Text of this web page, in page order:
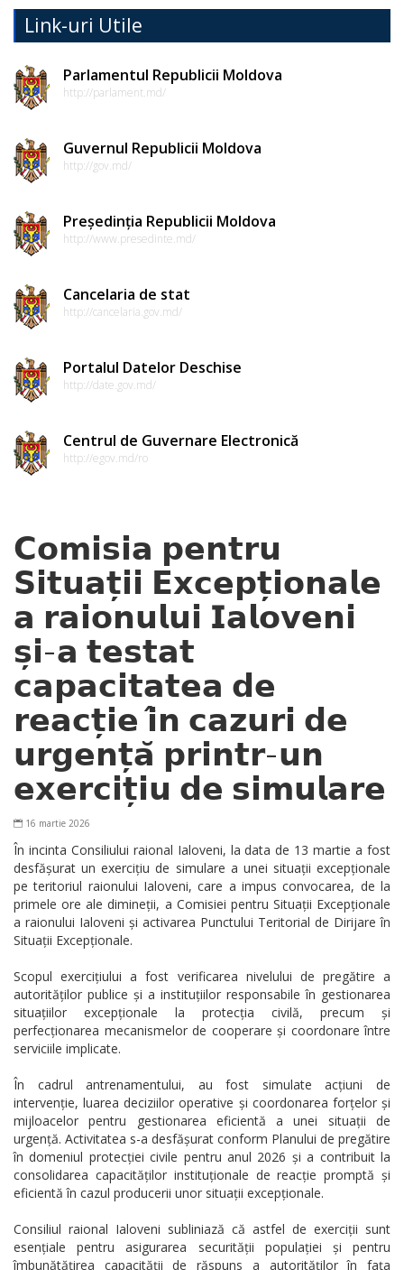
Link-uri Utile
Parlamentul Republicii Moldova
http://parlament.md/
Guvernul Republicii Moldova
http://gov.md/
Președinția Republicii Moldova
http://www.presedinte.md/
Cancelaria de stat
http://cancelaria.gov.md/
Portalul Datelor Deschise
http://date.gov.md/
Centrul de Guvernare Electronică
http://egov.md/ro
𝗖𝗼𝗺𝗶𝘀𝗶𝗮 𝗽𝗲𝗻𝘁𝗿𝘂
𝗦𝗶𝘁𝘂𝗮𝘁̦𝗶𝗶 𝗘𝘅𝗰𝗲𝗽𝘁̦𝗶𝗼𝗻𝗮𝗹𝗲
𝗮 𝗿𝗮𝗶𝗼𝗻𝘂𝗹𝘂𝗶 𝗜𝗮𝗹𝗼𝘃𝗲𝗻𝗶
𝘀̦𝗶-𝗮 𝘁𝗲𝘀𝘁𝗮𝘁
𝗰𝗮𝗽𝗮𝗰𝗶𝘁𝗮𝘁𝗲𝗮 𝗱𝗲
𝗿𝗲𝗮𝗰𝘁̦𝗶𝗲 𝗶̂𝗻 𝗰𝗮𝘇𝘂𝗿𝗶 𝗱𝗲
𝘂𝗿𝗴𝗲𝗻𝘁̦𝗮̆ 𝗽𝗿𝗶𝗻𝘁𝗿-𝘂𝗻
𝗲𝘅𝗲𝗿𝗰𝗶𝘁̦𝗶𝘂 𝗱𝗲 𝘀𝗶𝗺𝘂𝗹𝗮𝗿𝗲
16 martie 2026
În incinta Consiliului raional Ialoveni, la data de 13 martie a fost
desfășurat un exercițiu de simulare a unei situații excepționale
pe teritoriul raionului Ialoveni, care a impus convocarea, de la
primele ore ale dimineții, a Comisiei pentru Situații Excepționale
a raionului Ialoveni și activarea Punctului Teritorial de Dirijare în
Situații Excepționale.
Scopul exercițiului a fost verificarea nivelului de pregătire a
autorităților publice și a instituțiilor responsabile în gestionarea
situațiilor excepționale la protecția civilă, precum și
perfecționarea mecanismelor de cooperare și coordonare între
serviciile implicate.
În cadrul antrenamentului, au fost simulate acțiuni de
intervenție, luarea deciziilor operative și coordonarea forțelor și
mijloacelor pentru gestionarea eficientă a unei situații de
urgență. Activitatea s-a desfășurat conform Planului de pregătire
în domeniul protecției civile pentru anul 2026 și a contribuit la
consolidarea capacităților instituționale de reacție promptă și
eficientă în cazul producerii unor situații excepționale.
Consiliul raional Ialoveni subliniază că astfel de exerciții sunt
esențiale pentru asigurarea securității populației și pentru
îmbunătățirea capacității de răspuns a autorităților în fața